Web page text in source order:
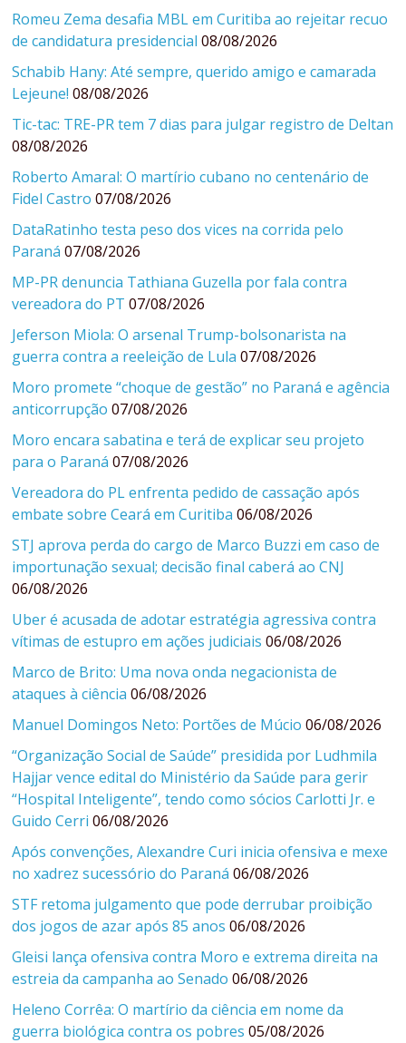
Romeu Zema desafia MBL em Curitiba ao rejeitar recuo
de candidatura presidencial 08/08/2026
Schabib Hany: Até sempre, querido amigo e camarada
Lejeune! 08/08/2026
Tic-tac: TRE-PR tem 7 dias para julgar registro de Deltan
08/08/2026
Roberto Amaral: O martírio cubano no centenário de
Fidel Castro 07/08/2026
DataRatinho testa peso dos vices na corrida pelo
Paraná 07/08/2026
MP-PR denuncia Tathiana Guzella por fala contra
vereadora do PT 07/08/2026
Jeferson Miola: O arsenal Trump-bolsonarista na
guerra contra a reeleição de Lula 07/08/2026
Moro promete “choque de gestão” no Paraná e agência
anticorrupção 07/08/2026
Moro encara sabatina e terá de explicar seu projeto
para o Paraná 07/08/2026
Vereadora do PL enfrenta pedido de cassação após
embate sobre Ceará em Curitiba 06/08/2026
STJ aprova perda do cargo de Marco Buzzi em caso de
importunação sexual; decisão final caberá ao CNJ
06/08/2026
Uber é acusada de adotar estratégia agressiva contra
vítimas de estupro em ações judiciais 06/08/2026
Marco de Brito: Uma nova onda negacionista de
ataques à ciência 06/08/2026
Manuel Domingos Neto: Portões de Múcio 06/08/2026
“Organização Social de Saúde” presidida por Ludhmila
Hajjar vence edital do Ministério da Saúde para gerir
“Hospital Inteligente”, tendo como sócios Carlotti Jr. e
Guido Cerri 06/08/2026
Após convenções, Alexandre Curi inicia ofensiva e mexe
no xadrez sucessório do Paraná 06/08/2026
STF retoma julgamento que pode derrubar proibição
dos jogos de azar após 85 anos 06/08/2026
Gleisi lança ofensiva contra Moro e extrema direita na
estreia da campanha ao Senado 06/08/2026
Heleno Corrêa: O martírio da ciência em nome da
guerra biológica contra os pobres 05/08/2026